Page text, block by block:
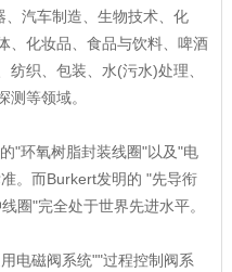
、汽车制造、生物技术、化
、化妆品、食品与饮料、啤酒
织、包装、水(污水)处理、
测等领域。
"环氧树脂封装线圈"以及"电
。而Burkert发明的 "先导衔
圈"完全处于世界先进水平。
电磁阀系统""过程控制阀系